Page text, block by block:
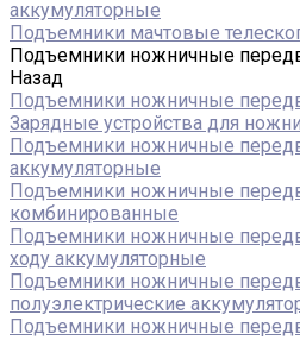
аккумуляторные
Подъемники мачтовые
Подъемники ножничные
Назад
Подъемники ножничные
Зарядные устройства для
Подъемники ножничные
аккумуляторные
Подъемники ножничные
комбинированные
Подъемники ножничные
ходу аккумуляторные
Подъемники ножничные
полуэлектрические
Подъемники ножничные